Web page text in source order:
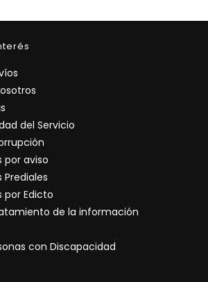
del Servicio
por aviso
por Edicto
de la información
con Discapacidad